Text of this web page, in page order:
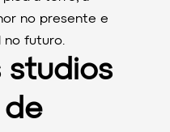
no presente e
no futuro.
studios